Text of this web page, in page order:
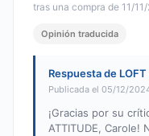
tras una compra de 11/
Opinión traducida
Respuesta de
Publicada el 05/12/
¡Gracias por su
ATTITUDE,